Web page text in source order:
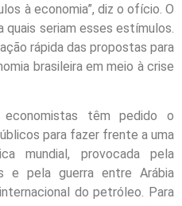
à economia”, diz o ofício. O
seriam esses estímulos.
rápida das propostas para
brasileira em meio à crise
têm pedido o
para fazer frente a uma
mundial, provocada pela
e pela guerra entre Arábia
do petróleo. Para